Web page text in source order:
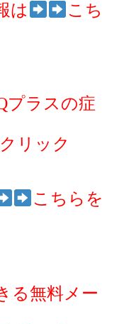
は こち
プラスの症
リック
こちらを
る無料メー